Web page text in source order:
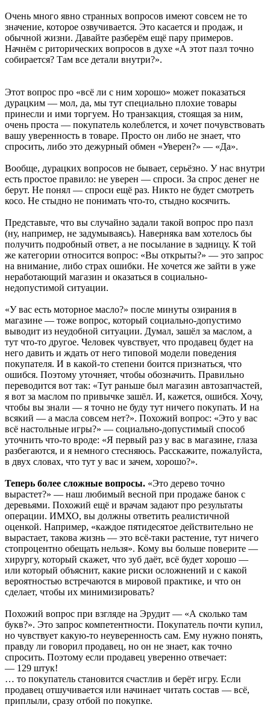
Очень много явно странных вопросов имеют совсем не то
значение, которое озвучивается. Это касается и продаж, и
обычной жизни. Давайте разберём ещё пару примеров.
Начнём с риторических вопросов в духе «А этот пазл точно
собирается? Там все детали внутри?».
Этот вопрос про «всё ли с ним хорошо» может показаться
дурацким — мол, да, мы тут специально плохие товары
принесли и ими торгуем. Но транзакция, стоящая за ним,
очень проста — покупатель колеблется, и хочет почувствовать
вашу уверенность в товаре. Просто он либо не знает, что
спросить, либо это дежурный обмен «Уверен?» — «Да».
Вообще, дурацких вопросов не бывает, серьёзно. У нас внутри
есть простое правило: не уверен — спроси. За спрос денег не
берут. Не понял — спроси ещё раз. Никто не будет смотреть
косо. Не стыдно не понимать что-то, стыдно косячить.
Представьте, что вы случайно задали такой вопрос про пазл
(ну, например, не задумываясь). Наверняка вам хотелось бы
получить подробный ответ, а не посылание в задницу. К той
же категории относится вопрос: «Вы открыты?» — это запрос
на внимание, либо страх ошибки. Не хочется же зайти в уже
неработающий магазин и оказаться в социально-
недопустимой ситуации.
«У вас есть моторное масло?» после минуты озирания в
магазине — тоже вопрос, который социально-допустимо
выводит из неудобной ситуации. Думал, зашёл за маслом, а
тут что-то другое. Человек чувствует, что продавец будет на
него давить и ждать от него типовой модели поведения
покупателя. И в какой-то степени боится признаться, что
ошибся. Поэтому уточняет, чтобы обозначить. Правильно
переводится вот так: «Тут раньше был магазин автозапчастей,
я вот за маслом по привычке зашёл. И, кажется, ошибся. Хочу,
чтобы вы знали — я точно не буду тут ничего покупать. И на
всякий — а масла совсем нет?». Похожий вопрос: «Это у вас
всё настольные игры?» — социально-допустимый способ
уточнить что-то вроде: «Я первый раз у вас в магазине, глаза
разбегаются, и я немного стесняюсь. Расскажите, пожалуйста,
в двух словах, что тут у вас и зачем, хорошо?».
Теперь более сложные вопросы. «Это дерево точно
вырастет?» — наш любимый весной при продаже банок с
деревьями. Похожий ещё и врачам задают про результаты
операции. ИМХО, вы должны ответить реалистичной
оценкой. Например, «каждое пятидесятое действительно не
вырастает, такова жизнь — это всё-таки растение, тут ничего
стопроцентно обещать нельзя». Кому вы больше поверите —
хирургу, который скажет, что зуб даёт, всё будет хорошо —
или который объяснит, какие риски осложнений и с какой
вероятностью встречаются в мировой практике, и что он
сделает, чтобы их минимизировать?
Похожий вопрос при взгляде на Эрудит — «А сколько там
букв?». Это запрос компетентности. Покупатель почти купил,
но чувствует какую-то неуверенность сам. Ему нужно понять,
правду ли говорил продавец, но он не знает, как точно
спросить. Поэтому если продавец уверенно отвечает:
— 129 штук!
… то покупатель становится счастлив и берёт игру. Если
продавец отшучивается или начинает читать состав — всё,
приплыли, сразу отбой по покупке.